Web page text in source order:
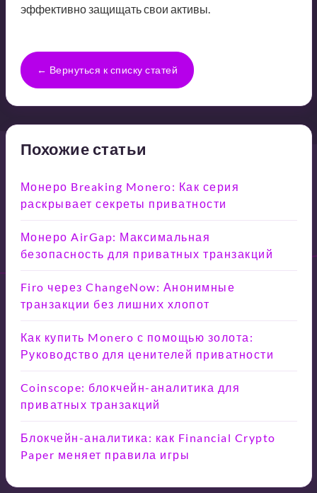
эффективно защищать свои активы.
← Вернуться к списку статей
Похожие статьи
Монеро Breaking Monero: Как серия
раскрывает секреты приватности
Монеро AirGap: Максимальная
безопасность для приватных транзакций
Firo через ChangeNow: Анонимные
транзакции без лишних хлопот
Как купить Monero с помощью золота:
Руководство для ценителей приватности
Coinscope: блокчейн-аналитика для
приватных транзакций
Блокчейн-аналитика: как Financial Crypto
Paper меняет правила игры